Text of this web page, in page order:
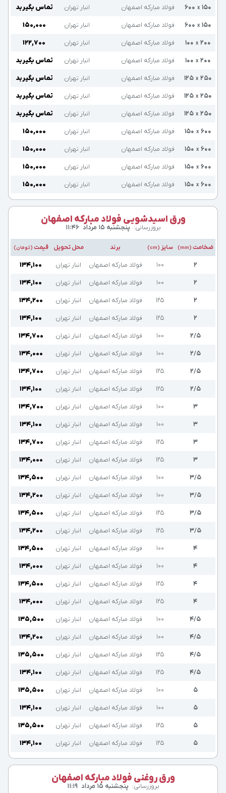
۱۵۰ x ۶۰۰ فولاد مبارکه اصفهان انبار تهران تماس بگیرید
۱۵۰ x ۶۰۰ فولاد مبارکه اصفهان انبار تهران ۱۵۰,۰۰۰
۲۰۰ x ۱۰۰ فولاد مبارکه اصفهان انبار تهران ۱۲۲,۷۰۰
۲۰۰ x ۱۰۰ فولاد مبارکه اصفهان انبار تهران تماس بگیرید
۲۵۰ x ۱۲۵ فولاد مبارکه اصفهان انبار تهران تماس بگیرید
۲۵۰ x ۱۲۵ فولاد مبارکه اصفهان انبار تهران تماس بگیرید
۲۵۰ x ۱۲۵ فولاد مبارکه اصفهان انبار تهران تماس بگیرید
۶۰۰ x ۱۵۰ فولاد مبارکه اصفهان انبار تهران ۱۵۰,۰۰۰
۶۰۰ x ۱۵۰ فولاد مبارکه اصفهان انبار تهران ۱۵۰,۰۰۰
۶۰۰ x ۱۵۰ فولاد مبارکه اصفهان انبار تهران ۱۵۰,۰۰۰
۶۰۰ x ۱۵۰ فولاد مبارکه اصفهان انبار تهران ۱۵۰,۰۰۰
ورق اسیدشویی فولاد مبارکه اصفهان
بروزرسانی: پنجشنبه ۱۵ مرداد ۱۱:۴۶
ضخامت (mm) سایز (cm) برند محل تحویل قیمت (تومان)
۲ ۱۰۰ فولاد مبارکه اصفهان انبار تهران ۱۳۴,۱۰۰
۲ ۱۰۰ فولاد مبارکه اصفهان انبار تهران ۱۳۴,۱۰۰
۲ ۱۲۵ فولاد مبارکه اصفهان انبار تهران ۱۳۴,۲۰۰
۲ ۱۲۵ فولاد مبارکه اصفهان انبار تهران ۱۳۴,۱۰۰
۲/۵ ۱۰۰ فولاد مبارکه اصفهان انبار تهران ۱۳۴,۷۰۰
۲/۵ ۱۰۰ فولاد مبارکه اصفهان انبار تهران ۱۳۴,۰۰۰
۲/۵ ۱۲۵ فولاد مبارکه اصفهان انبار تهران ۱۳۴,۷۰۰
۲/۵ ۱۲۵ فولاد مبارکه اصفهان انبار تهران ۱۳۴,۱۰۰
۳ ۱۰۰ فولاد مبارکه اصفهان انبار تهران ۱۳۴,۷۰۰
۳ ۱۰۰ فولاد مبارکه اصفهان انبار تهران ۱۳۴,۱۰۰
۳ ۱۲۵ فولاد مبارکه اصفهان انبار تهران ۱۳۴,۷۰۰
۳ ۱۲۵ فولاد مبارکه اصفهان انبار تهران ۱۳۴,۰۰۰
۳/۵ ۱۰۰ فولاد مبارکه اصفهان انبار تهران ۱۳۴,۵۰۰
۳/۵ ۱۰۰ فولاد مبارکه اصفهان انبار تهران ۱۳۴,۲۰۰
۳/۵ ۱۲۵ فولاد مبارکه اصفهان انبار تهران ۱۳۴,۵۰۰
۳/۵ ۱۲۵ فولاد مبارکه اصفهان انبار تهران ۱۳۴,۲۰۰
۴ ۱۰۰ فولاد مبارکه اصفهان انبار تهران ۱۳۴,۵۰۰
۴ ۱۰۰ فولاد مبارکه اصفهان انبار تهران ۱۳۴,۰۰۰
۴ ۱۲۵ فولاد مبارکه اصفهان انبار تهران ۱۳۴,۵۰۰
۴ ۱۲۵ فولاد مبارکه اصفهان انبار تهران ۱۳۴,۰۰۰
۴/۵ ۱۰۰ فولاد مبارکه اصفهان انبار تهران ۱۳۵,۵۰۰
۴/۵ ۱۰۰ فولاد مبارکه اصفهان انبار تهران ۱۳۴,۲۰۰
۴/۵ ۱۲۵ فولاد مبارکه اصفهان انبار تهران ۱۳۵,۵۰۰
۴/۵ ۱۲۵ فولاد مبارکه اصفهان انبار تهران ۱۳۴,۱۰۰
۵ ۱۰۰ فولاد مبارکه اصفهان انبار تهران ۱۳۵,۵۰۰
۵ ۱۰۰ فولاد مبارکه اصفهان انبار تهران ۱۳۴,۱۰۰
۵ ۱۲۵ فولاد مبارکه اصفهان انبار تهران ۱۳۵,۵۰۰
۵ ۱۲۵ فولاد مبارکه اصفهان انبار تهران ۱۳۴,۱۰۰
ورق روغنی فولاد مبارکه اصفهان
بروزرسانی: پنجشنبه ۱۵ مرداد ۱۱:۱۹